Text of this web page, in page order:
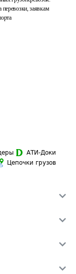
перевозки, заявкам
АТИ-Доки
Цепочки грузов